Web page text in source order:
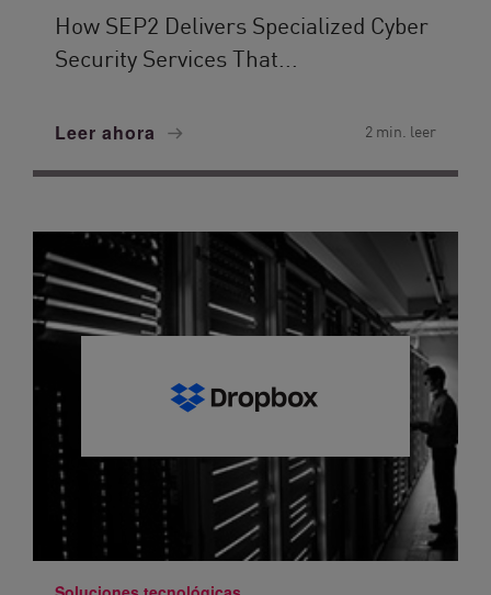
How SEP2 Delivers Specialized Cyber
Security Services That...
Leer ahora 2 min. leer